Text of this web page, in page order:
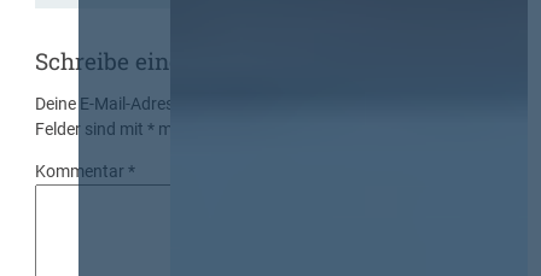
Schreibe einen Kommentar
Deine E-Mail-Adresse wird nicht veröffentlicht.
Felder sind mit* markiert
Kommentar*